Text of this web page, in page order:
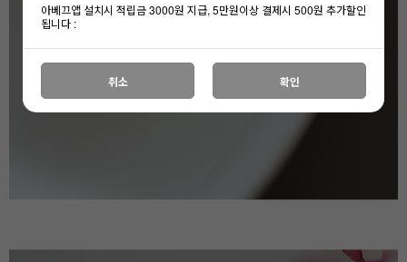
아베끄앱 설치시 적립금 3000원 지급, 5만원이상 결제시 500원 추가할인
됩니다 :
취소 확인